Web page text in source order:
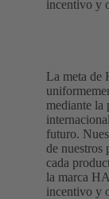
incentivo y
La meta de
mediante la
futuro.
de nuestros
cada
la marca
incentivo y